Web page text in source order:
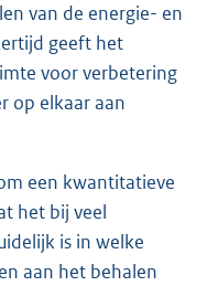
van de energie- en
geeft het
voor verbetering
op elkaar aan
een kwantitatieve
het bij veel
is in welke
aan het behalen